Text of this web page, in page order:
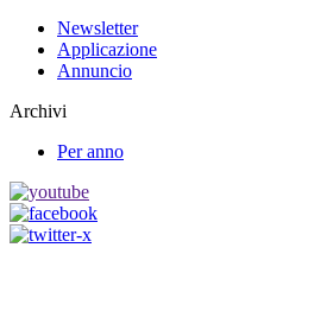
Newsletter
Applicazione
Annuncio
Archivi
Per anno